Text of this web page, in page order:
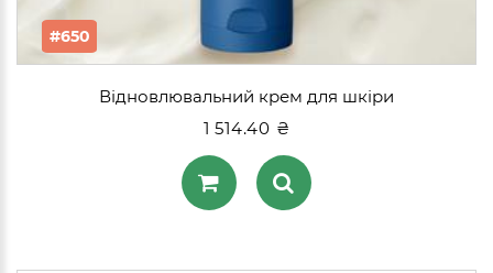
#650
Відновлювальний крем для шкіри
1 514.40 ₴